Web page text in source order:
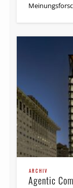
ARCHIV
Agentic